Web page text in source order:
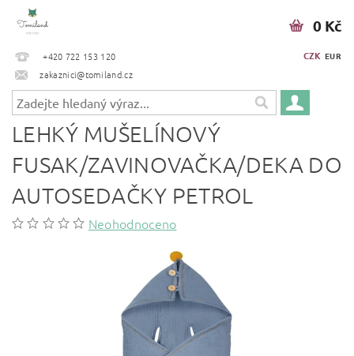
+420 722 153 120
zakaznici@tomiland.cz
CZK EUR
0 Kč
LEHKÝ MUŠELÍNOVÝ
FUSAK/ZAVINOVAČKA/DEKA DO
AUTOSEDAČKY PETROL
Neohodnoceno